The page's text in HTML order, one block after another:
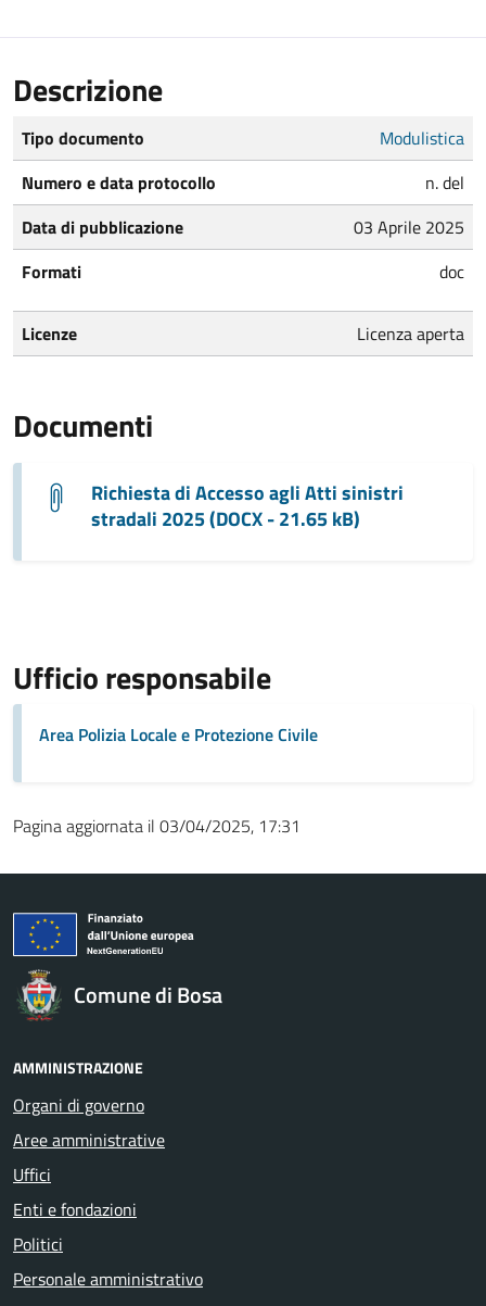
Descrizione
Tipo documento
Modulistica
Numero e data protocollo
n. del
Data di pubblicazione
03 Aprile 2025
Formati
doc
Licenze Licenza aperta
Documenti
Richiesta di Accesso agli Atti sinistri
stradali 2025 (DOCX - 21.65 kB)
Ufficio responsabile
Area Polizia Locale e Protezione Civile
Pagina aggiornata il 03/04/2025, 17:31
Comune di Bosa
AMMINISTRAZIONE
Organi di governo
Aree amministrative
Uffici
Enti e fondazioni
Politici
Personale amministrativo